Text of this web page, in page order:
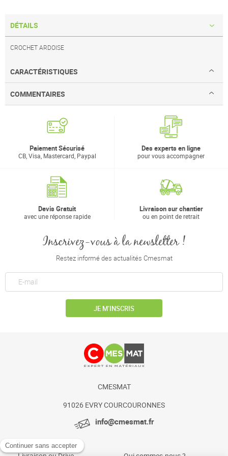
DÉTAILS
CROCHET ARDOISE
CARACTÉRISTIQUES
COMMENTAIRES
Paiement Sécurisé
CB, Visa, Mastercard, Paypal
Des experts en ligne
pour vous accompagner
Devis Gratuit
avec une réponse rapide
Livraison sur chantier
ou en point de retrait
Inscrivez-vous à la newsletter !
Restez informé des actualités Cmesmat
JE M’INSCRIS
CMESMAT
91026 EVRY COURCOURONNES
info@cmesmat.fr